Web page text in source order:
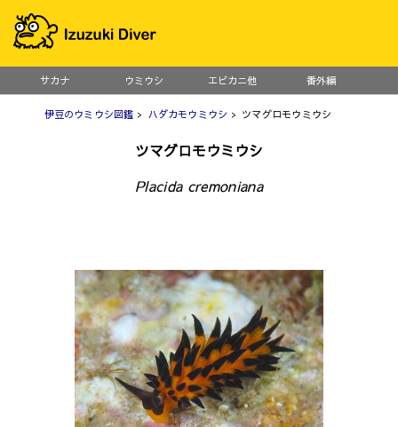
サカナ ウミウシ エビカニ他 番外編
伊豆のウミウシ図鑑 > ハダカモウミウシ > ツマグロモウミウシ
ツマグロモウミウシ
Placida cremoniana